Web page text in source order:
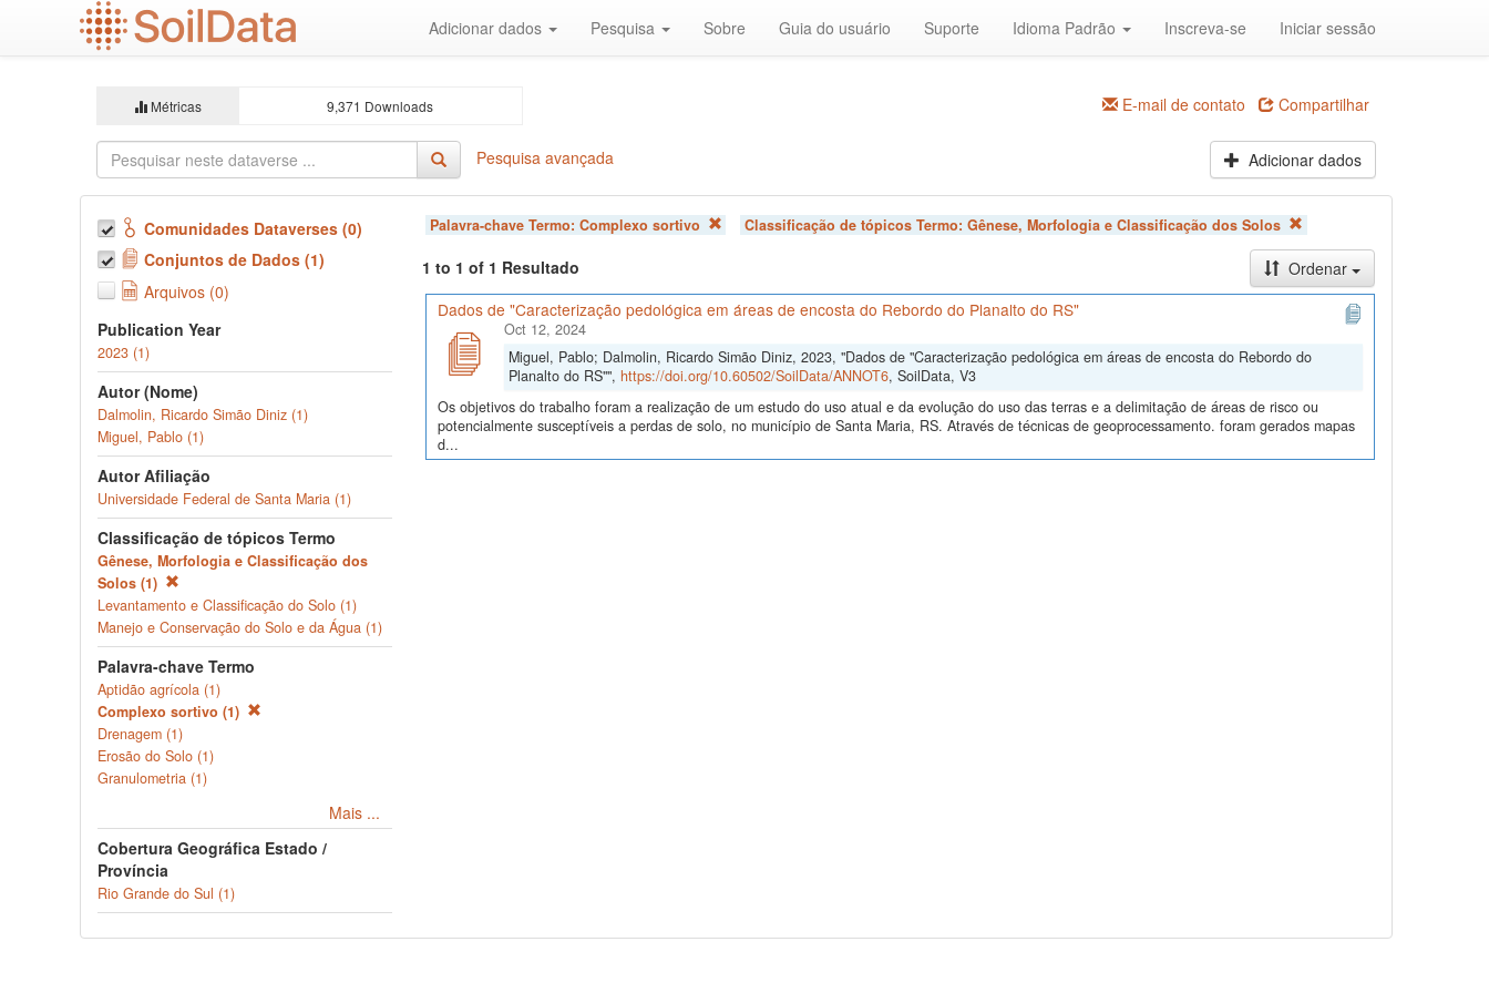
Adicionar dados Pesquisa Sobre Guia do usuário Suporte Idioma Padrão Inscreva-se Iniciar sessão
Métricas 9,371 Downloads E-mail de contato Compartilhar
Pesquisa avançada Adicionar dados
Comunidades Dataverses (0)
Conjuntos de Dados (1)
Arquivos (0)
Publication Year
2023 (1)
Autor (Nome)
Dalmolin, Ricardo Simão Diniz (1)
Miguel, Pablo (1)
Autor Afiliação
Universidade Federal de Santa Maria (1)
Classificação de tópicos Termo
Gênese, Morfologia e Classificação dos
Solos (1)
Levantamento e Classificação do Solo (1)
Manejo e Conservação do Solo e da Água (1)
Palavra-chave Termo
Aptidão agrícola (1)
Complexo sortivo (1)
Drenagem (1)
Erosão do Solo (1)
Granulometria (1)
Mais ...
Cobertura Geográfica Estado /
Província
Rio Grande do Sul (1)
Palavra-chave Termo: Complexo sortivo Classificação de tópicos Termo: Gênese, Morfologia e Classificação dos Solos
1 to 1 of 1 Resultado
Ordenar
Dados de "Caracterização pedológica em áreas de encosta do Rebordo do Planalto do RS"
Oct 12, 2024
Miguel, Pablo; Dalmolin, Ricardo Simão Diniz, 2023, "Dados de "Caracterização pedológica em áreas de encosta do Rebordo do
Planalto do RS"", https://doi.org/10.60502/SoilData/ANNOT6, SoilData, V3
Os objetivos do trabalho foram a realização de um estudo do uso atual e da evolução do uso das terras e a delimitação de áreas de risco ou
potencialmente susceptíveis a perdas de solo, no município de Santa Maria, RS. Através de técnicas de geoprocessamento. foram gerados mapas
d...